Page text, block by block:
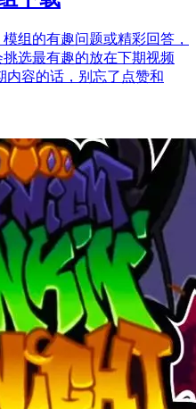
组的有趣问题或精彩回答，
选最有趣的放在下期视频
内容的话，别忘了点赞和